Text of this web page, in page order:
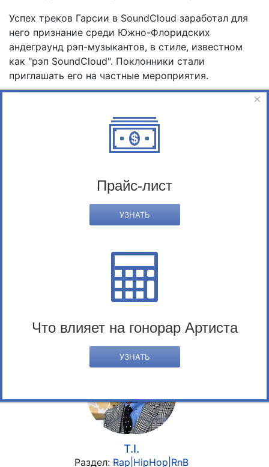
Успех треков Гарсии в SoundCloud заработал для
него признание среди Южно-Флоридских
андеграунд рэп-музыкантов, в стиле, известном
как "рэп SoundCloud". Поклонники стали
приглашать его на частные мероприятия.
Весной 2016 года Lil Pump и Smokepurpp выступали
в качестве хед-лайнеров в No Jumper tour.
Lil Pump официальная страница
Lil Pump - цена выступления:
Lil Pump - сообщение:
Схожие артисты
T.I.
Раздел: Rap|HipHop|RnB
×
Прайс-лист
УЗНАТЬ
Что влияет на гонорар Артиста
УЗНАТЬ